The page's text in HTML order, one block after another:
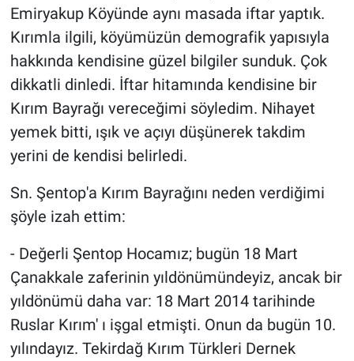
Emiryakup Köyünde aynı masada iftar yaptık.
Kırımla ilgili, köyümüzün demografik yapısıyla
hakkında kendisine güzel bilgiler sunduk. Çok
dikkatli dinledi. İftar hitamında kendisine bir
Kırım Bayrağı vereceğimi söyledim. Nihayet
yemek bitti, ışık ve açıyı düşünerek takdim
yerini de kendisi belirledi.
Sn. Şentop'a Kırım Bayrağını neden verdiğimi
şöyle izah ettim:
- Değerli Şentop Hocamız; bugün 18 Mart
Çanakkale zaferinin yıldönümündeyiz, ancak bir
yıldönümü daha var: 18 Mart 2014 tarihinde
Ruslar Kırım' ı işgal etmişti. Onun da bugün 10.
yılındayız. Tekirdağ Kırım Türkleri Dernek